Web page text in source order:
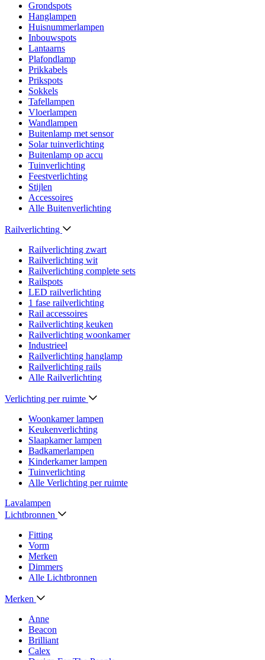
Grondspots
Hanglampen
Huisnummerlampen
Inbouwspots
Lantaarns
Plafondlamp
Prikkabels
Prikspots
Sokkels
Tafellampen
Vloerlampen
Wandlampen
Buitenlamp met sensor
Solar tuinverlichting
Buitenlamp op accu
Tuinverlichting
Feestverlichting
Stijlen
Accessoires
Alle Buitenverlichting
Railverlichting
Railverlichting zwart
Railverlichting wit
Railverlichting complete sets
Railspots
LED railverlichting
1 fase railverlichting
Rail accessoires
Railverlichting keuken
Railverlichting woonkamer
Industrieel
Railverlichting hanglamp
Railverlichting rails
Alle Railverlichting
Verlichting per ruimte
Woonkamer lampen
Keukenverlichting
Slaapkamer lampen
Badkamerlampen
Kinderkamer lampen
Tuinverlichting
Alle Verlichting per ruimte
Lavalampen
Lichtbronnen
Fitting
Vorm
Merken
Dimmers
Alle Lichtbronnen
Merken
Anne
Beacon
Brilliant
Calex